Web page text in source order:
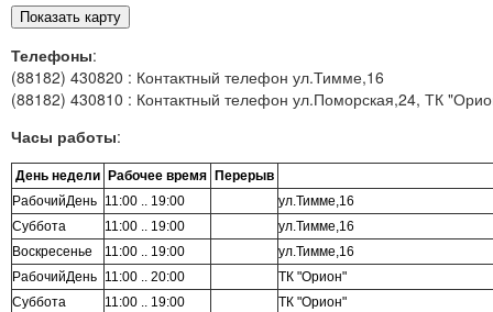
Телефоны:
(88182) 430820 : Контактный телефон ул.Тимме,16
(88182) 430810 : Контактный телефон ул.Поморская,24, ТК
Часы работы:
День недели Рабочее время
Перерыв
РабочийДень 11:00 .. 19:00
ул.Тимме,16
Суббота
11:00 .. 19:00
ул.Тимме,16
Воскресенье
11:00 .. 19:00
ул.Тимме,16
РабочийДень 11:00 .. 20:00
ТК "Орион"
Суббота
11:00 .. 19:00
ТК "Орион"